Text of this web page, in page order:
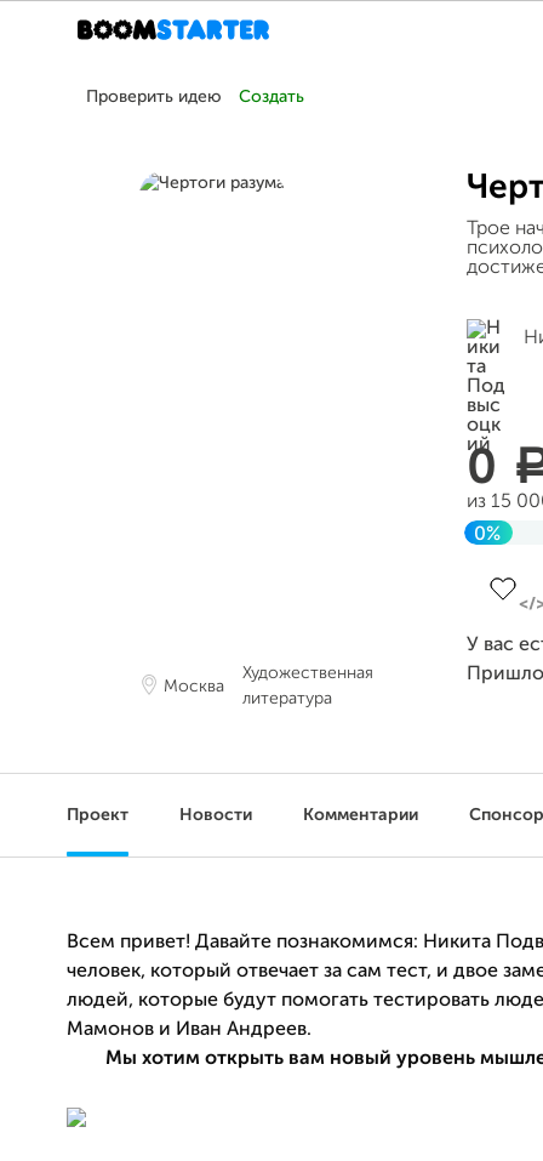
Проверить идею Создать
Москва
Художественная
литература
Трое
0
из 15
0%
У вас
Проект Новости Комментарии
Всем привет! Давайте познакомимся: Никита
человек, который отвечает за сам тест, и двое
людей, которые будут помогать тестировать
Мамонов и Иван Андреев.
Мы хотим открыть вам новый уровень